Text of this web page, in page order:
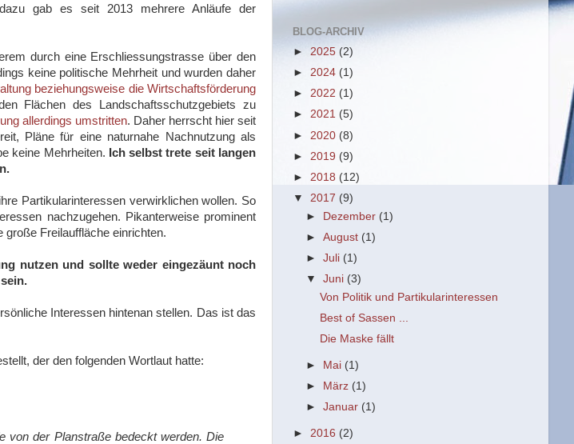
gab es seit 2013 mehrere Anläufe der
durch eine Erschliessungstrasse über den
keine politische Mehrheit und wurden daher
beziehungsweise die Wirtschaftsförderung
Flächen des Landschaftsschutzgebiets zu
allerdings umstritten. Daher herrscht hier seit
Pläne für eine naturnahe Nachnutzung als
keine Mehrheiten. Ich selbst trete seit langen
Partikularinteressen verwirklichen wollen. So
nachzugehen. Pikanterweise prominent
Freilauffläche einrichten.
nutzen und sollte weder eingezäunt noch
Interessen hintenan stellen. Das ist das
der den folgenden Wortlaut hatte:
von der Planstraße bedeckt werden. Die
BLOG-ARCHIV
► 2025 (2)
► 2024 (1)
► 2022 (1)
► 2021 (5)
► 2020 (8)
► 2019 (9)
► 2018 (12)
▼ 2017 (9)
► Dezember (1)
►August (1)
►Juli (1)
▼Juni (3)
Von Politik und Partikularinteressen
Best of Sassen ...
Die Maske fällt
► Mai (1)
►
März (1)
►Januar (1)
► 2016 (2)